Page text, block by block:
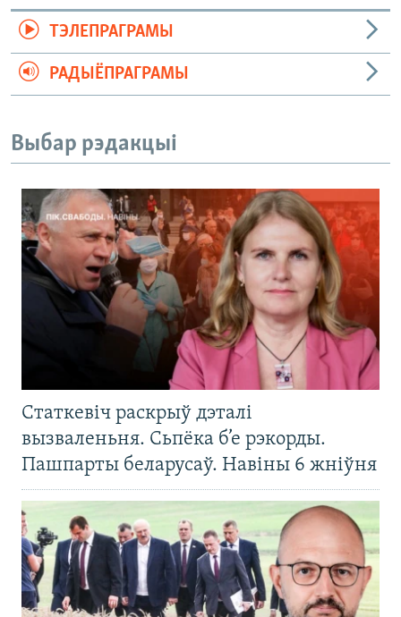
ТЭЛЕПРАГРАМЫ
РАДЫЁПРАГРАМЫ
Выбар рэдакцыі
Статкевіч раскрыў дэталі
вызваленьня. Сьпёка б’е рэкорды.
Пашпарты беларусаў. Навіны 6 жніўня